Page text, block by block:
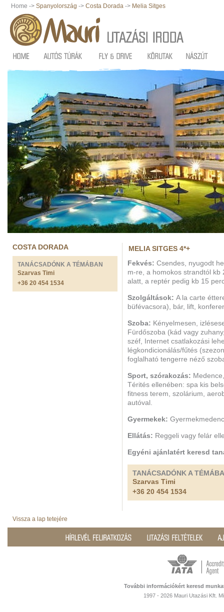
Home -> Spanyolország -> Costa Dorada -> Melia Sitges
COSTA DORADA
TANÁCSADÓNK A TÉMÁBAN
Szarvas Timi
+36 20 454 1534
MELIA SITGES 4*+
Fekvés: Csendes, nyugodt
m-re, a homokos strandtól
alatt, a reptér pedig kb 15
Szolgáltások: A la carte
büfévacsora), bár, lift,
Szoba: Kényelmesen,
Fürdőszoba (kád vagy
széf, Internet csatlakozási
légkondicionálás/fűtés
foglalható tengerre néző
Sport, szórakozás:
Térités ellenében: spa kis
fitness terem, szolárium,
autóval.
Gyermekek:
Ellátás: Reggeli vagy felár
Egyéni ajánlatért keresd
TANÁCSADÓNK A
Szarvas Timi
+36 20 454 1534
Vissza a lap tetejére
További információkért keresd
1997 - 2026 Mauri Utazási Kft.